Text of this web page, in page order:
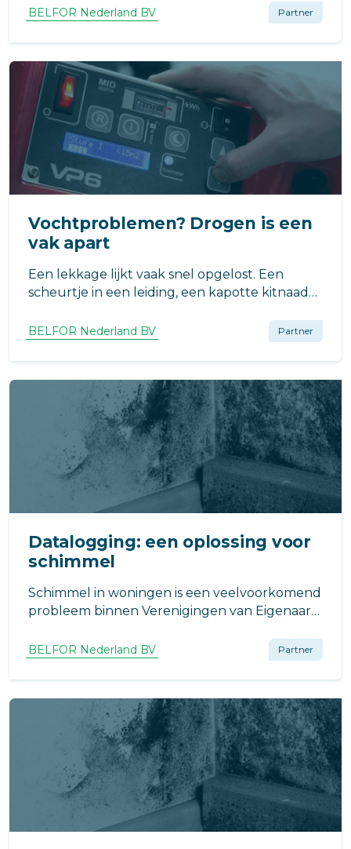
voorkomen en onderbouwd met bewoners in
BELFOR Nederland BV Partner
Vochtproblemen? Drogen is een
vak apart
Een lekkage lijkt vaak snel opgelost. Een
scheurtje in een leiding, een kapotte kitnaad
klaar.
BELFOR Nederland BV Partner
Datalogging: een oplossing voor
schimmel
Schimmel in woningen is een veelvoorkomend
probleem binnen Verenigingen van Eigenaars
gezondheidsklachten en schade aan hun
verantwoordelijke aangewezen.
BELFOR Nederland BV Partner